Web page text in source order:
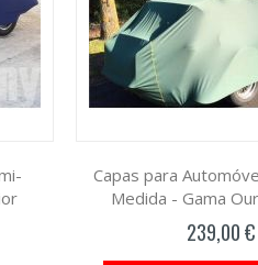
Capas para
Medida - Gama
239,00 €